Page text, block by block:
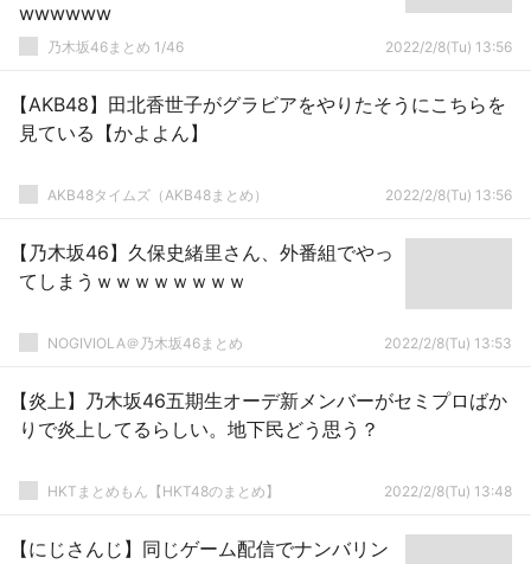
wwwwww
乃木坂46まとめ 1/46 2022/2/8(Tu) 13:56
【AKB48】田北香世子がグラビアをやりたそうにこちらを
見ている【かよよん】
AKB48タイムズ（AKB48まとめ） 2022/2/8(Tu) 13:56
【乃木坂46】久保史緒里さん、外番組でやっ
てしまうｗｗｗｗｗｗｗｗ
NOGIVIOLA＠乃木坂46まとめ 2022/2/8(Tu) 13:53
【炎上】乃木坂46五期生オーデ新メンバーがセミプロばか
りで炎上してるらしい。地下民どう思う？
HKTまとめもん【HKT48のまとめ】 2022/2/8(Tu) 13:48
【にじさんじ】同じゲーム配信でナンバリン